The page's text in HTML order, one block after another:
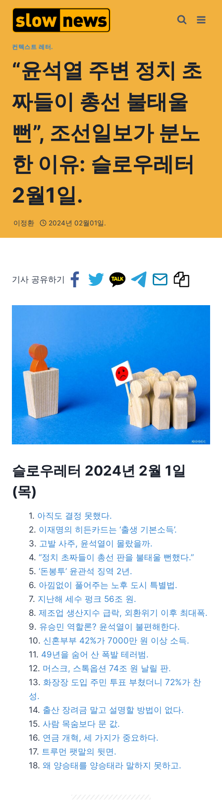
컨텍스트 레터.
“윤석열 주변 정치 초
짜들이 총선 불태울
뻔”, 조선일보가 분노
한 이유: 슬로우레터
2월1일.
이정환 2024년 02월01일.
기사 공유하기
슬로우레터 2024년 2월 1일
(목)
아직도 결정 못했다.
이재명의 히든카드는 ‘출생 기본소득’.
고발 사주, 윤석열이 몰랐을까.
“정치 초짜들이 총선 판을 불태울 뻔했다.”
‘돈봉투’ 윤관석 징역 2년.
아낌없이 풀어주는 노후 도시 특별법.
지난해 세수 펑크 56조 원.
제조업 생산지수 급락, 외환위기 이후 최대폭.
유승민 역할론? 윤석열이 불편해한다.
신혼부부 42%가 7000만 원 이상 소득.
49년을 숨어 산 폭발 테러범.
머스크, 스톡옵션 74조 원 날릴 판.
화장장 도입 주민 투표 부쳤더니 72%가 찬
성.
출산 장려금 말고 설명할 방법이 없다.
사람 목숨보다 문 값.
연금 개혁, 세 가지가 중요하다.
트루먼 팻말의 뒷면.
왜 양승태를 양승태라 말하지 못하고.